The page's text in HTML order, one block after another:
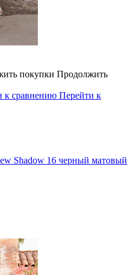
покупки Продолжить
к сравнению Перейти к
Shadow 16 черный матовый